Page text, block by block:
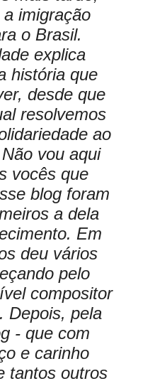
imigração
o Brasil.
explica
história que
desde que
resolvemos
ao
vou aqui
vocês que
blog foram
a dela
. Em
deu vários
pelo
compositor
Depois, pela
- que com
e carinho
tantos outros